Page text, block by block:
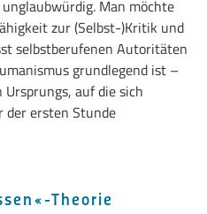
Man möchte
zur (Selbst-)Kritik und
selbstberufenen Autoritäten
grundlegend ist –
auf die sich
der ersten Stunde
Theorie